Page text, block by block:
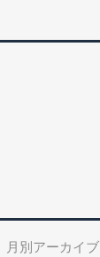
月別アーカイブ